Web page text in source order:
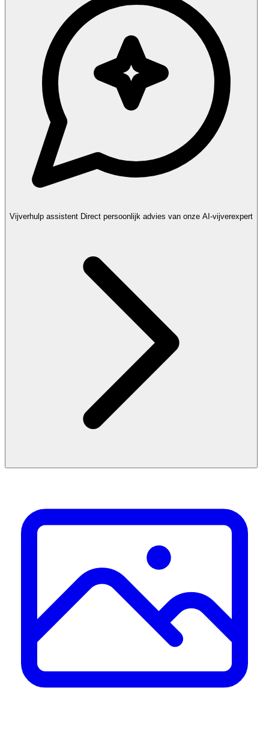
Vijverhulp assistent Direct persoonlijk advies van onze AI-vijverexpert